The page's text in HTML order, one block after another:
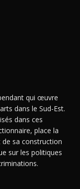
qui œuvre
dans le Sud-Est.
dans ces
place la
sa construction
sur les politiques